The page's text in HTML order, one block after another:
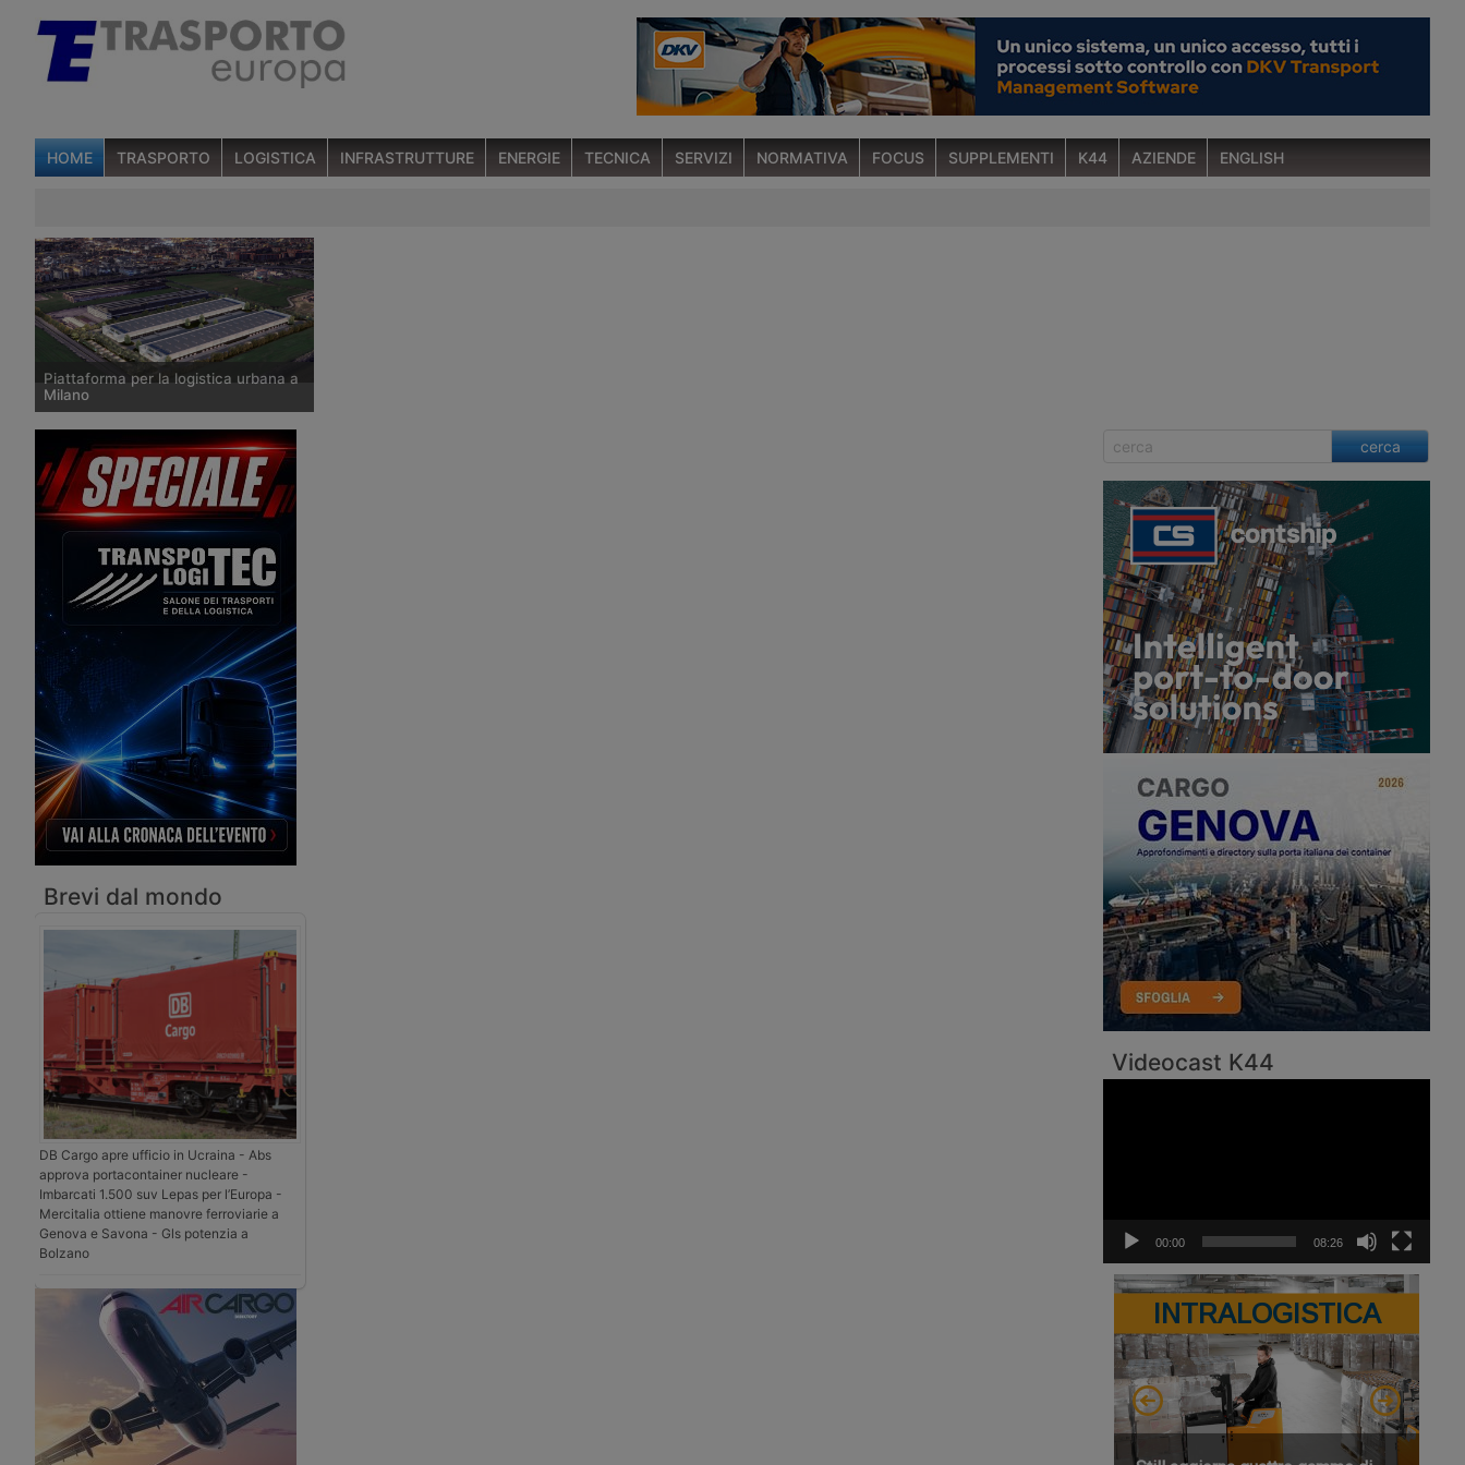
HOME TRASPORTO LOGISTICA INFRASTRUTTURE ENERGIE TECNICA SERVIZI NORMATIVA FOCUS SUPPLEMENTI K44 AZIENDE ENGLISH
Piattaforma per la logistica urbana a
Milano
Lo sviluppatore immobiliare Hines e
Allianz Real Estate realizzeranno una
piattaforma logistica a Milano su
un’area di 110mila metri quadrati, dove
sorgevano gli stabilimenti Innocenti,
dedicata alla distribuzione nell’ultimo
miglio. Sarà attrezzata per gestire
anche veicoli elettrici.
Brevi dal mondo
DB Cargo apre ufficio in Ucraina - Abs
approva portacontainer nucleare -
Imbarcati 1.500 suv Lepas per l’Europa -
Mercitalia ottiene manovre ferroviarie a
Genova e Savona - Gls potenzia a
Bolzano
cerca
Videocast K44
00:00 08:26
INTRALOGISTICA